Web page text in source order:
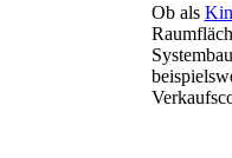
Ob als